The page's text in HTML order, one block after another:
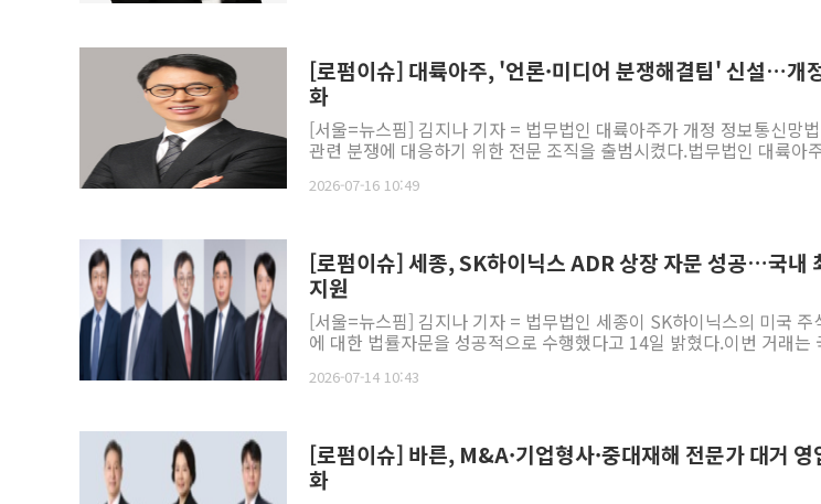
[로펌이슈] 대륙아주, '언론·미디어 분쟁해결팀' 신설…개
화
[서울=뉴스핌] 김지나 기자 = 법무법인 대륙아주가 개정 정보통신망
관련 분쟁에 대응하기 위한 전문 조직을 출범시켰다.법무법인 대륙아
2026-07-16 10:49
[로펌이슈] 세종, SK하이닉스 ADR 상장 자문 성공…국내
지원
[서울=뉴스핌] 김지나 기자 = 법무법인 세종이 SK하이닉스의 미국 주
에 대한 법률자문을 성공적으로 수행했다고 14일 밝혔다.이번 거래는
2026-07-14 10:43
[로펌이슈] 바른, M&A·기업형사·중대재해 전문가 대거
화